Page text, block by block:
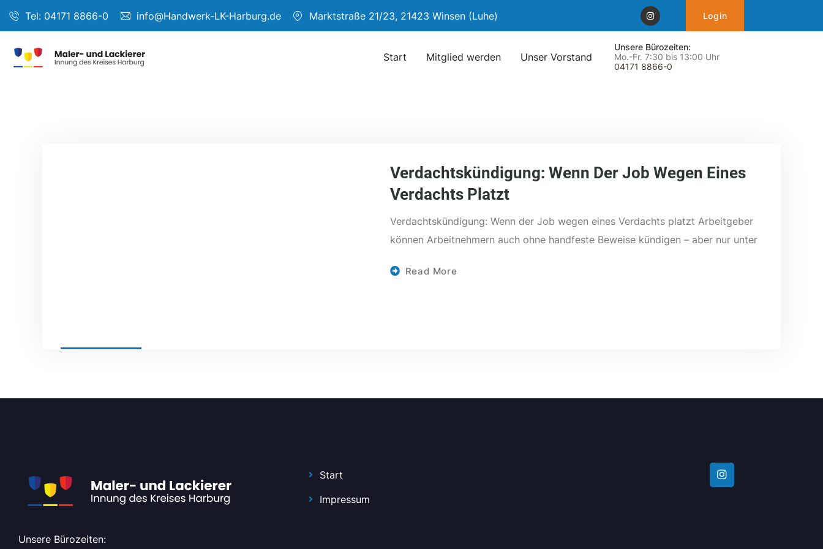
Tel: 04171 8866-0 info@Handwerk-LK-Harburg.de Marktstraße 21/23, 21423 Winsen (Luhe) Login
Start Mitglied werden Unser Vorstand
Unsere Bürozeiten:
Mo.-Fr. 7:30 bis 13:00 Uhr
04171 8866-0
Verdachtskündigung: Wenn Der Job Wegen Eines
Verdachts Platzt
Verdachtskündigung: Wenn der Job wegen eines Verdachts platzt Arbeitgeber
können Arbeitnehmern auch ohne handfeste Beweise kündigen – aber nur unter
Read More
Unsere Bürozeiten:
Start
Impressum